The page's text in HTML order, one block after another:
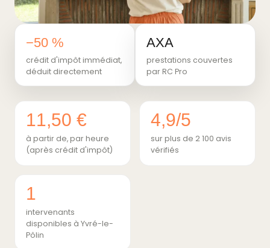
−50 %
crédit d'impôt immédiat,
déduit directement
AXA
prestations couvertes
par RC Pro
11,50 €
à partir de, par heure
(après crédit d'impôt)
4,9/5
sur plus de 2 100 avis
vérifiés
1
intervenants
disponibles à Yvré-le-
Pôlin